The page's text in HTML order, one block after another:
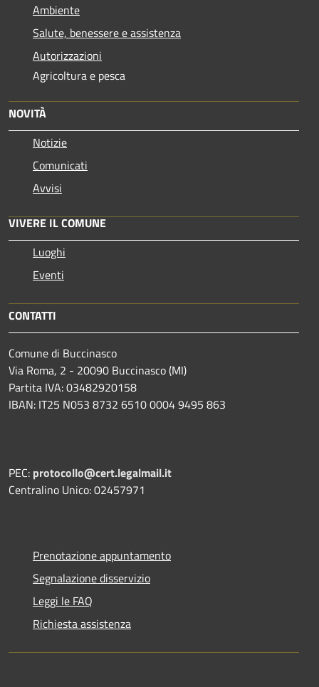
Ambiente
Salute, benessere e assistenza
Autorizzazioni
Agricoltura e pesca
NOVITÀ
Notizie
Comunicati
Avvisi
VIVERE IL COMUNE
Luoghi
Eventi
CONTATTI
Comune di Buccinasco
Via Roma, 2 - 20090 Buccinasco (MI)
Partita IVA: 03482920158
IBAN: IT25 N053 8732 6510 0004 9495 863
PEC: protocollo@cert.legalmail.it
Centralino Unico: 02457971
Prenotazione appuntamento
Segnalazione disservizio
Leggi le FAQ
Richiesta assistenza